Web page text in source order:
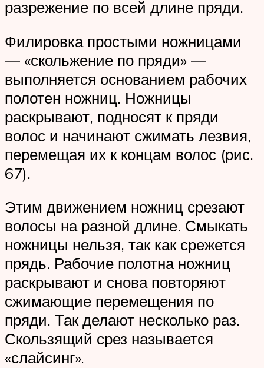
разрежение по всей длине пряди.
Филировка простыми ножницами
— «скольжение по пряди» —
выполняется основанием рабочих
полотен ножниц. Ножницы
раскрывают, подносят к пряди
волос и начинают сжимать лезвия,
перемещая их к концам волос (рис.
67).
Этим движением ножниц срезают
волосы на разной длине. Смыкать
ножницы нельзя, так как срежется
прядь. Рабочие полотна ножниц
раскрывают и снова повторяют
сжимающие перемещения по
пряди. Так делают несколько раз.
Скользящий срез называется
«слайсинг».